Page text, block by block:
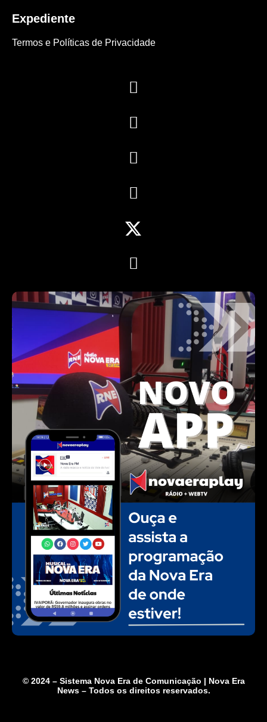
Expediente
Termos e Políticas de Privacidade
© 2024 – Sistema Nova Era de Comunicação | Nova Era
News – Todos os direitos reservados.